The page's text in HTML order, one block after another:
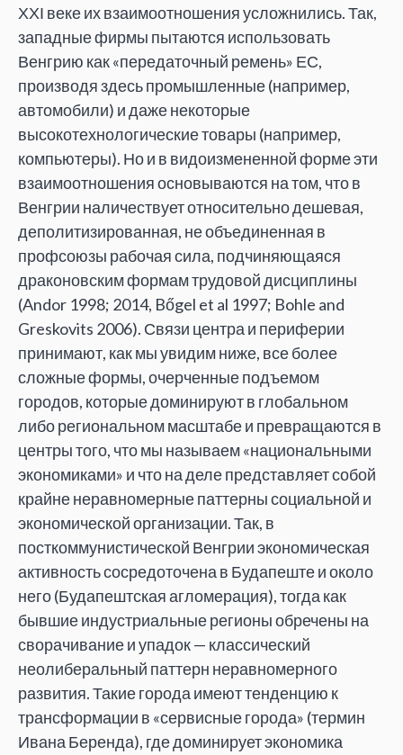
ХХІ веке их взаимоотношения усложнились. Так,
западные фирмы пытаются использовать
Венгрию как «передаточный ремень» ЕС,
производя здесь промышленные (например,
автомобили) и даже некоторые
высокотехнологические товары (например,
компьютеры). Но и в видоизмененной форме эти
взаимоотношения основываются на том, что в
Венгрии наличествует относительно дешевая,
деполитизированная, не объединенная в
профсоюзы рабочая сила, подчиняющаяся
драконовским формам трудовой дисциплины
(Andor 1998; 2014, Bőgel et al 1997; Bohle and
Greskovits 2006). Связи центра и периферии
принимают, как мы увидим ниже, все более
сложные формы, очерченные подъемом
городов, которые доминируют в глобальном
либо региональном масштабе и превращаются в
центры того, что мы называем «национальными
экономиками» и что на деле представляет собой
крайне неравномерные паттерны социальной и
экономической организации. Так, в
посткоммунистической Венгрии экономическая
активность сосредоточена в Будапеште и около
него (Будапештская агломерация), тогда как
бывшие индустриальные регионы обречены на
сворачивание и упадок — классический
неолиберальный паттерн неравномерного
развития. Такие города имеют тенденцию к
трансформации в «сервисные города» (термин
Ивана Беренда), где доминирует экономика